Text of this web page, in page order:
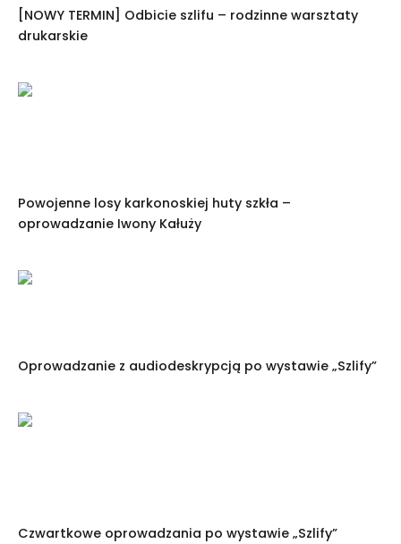
[NOWY TERMIN] Odbicie szlifu – rodzinne warsztaty
drukarskie
Powojenne losy karkonoskiej huty szkła –
oprowadzanie Iwony Kałuży
Oprowadzanie z audiodeskrypcją po wystawie „Szlify”
Czwartkowe oprowadzania po wystawie „Szlify”